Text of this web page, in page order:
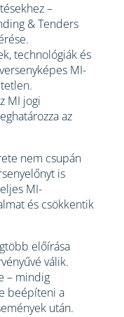
–
& Tenders
technológiák és
MI-
MI jogi
az
nem csupán
is
MI-
és csökkentik
előírása
válik.
– mindig
beépíteni a
után.